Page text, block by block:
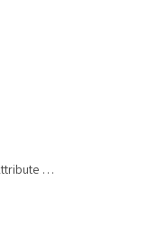
Lösung Übungsaufgabe 1: Entität und Attribute Auto